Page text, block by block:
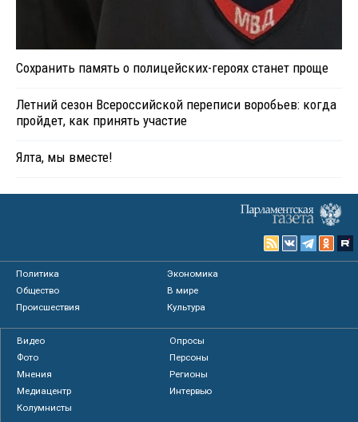
Сохранить память о полицейских-героях станет проще
Летний сезон Всероссийской переписи воробьев: когда
пройдет, как принять участие
Ялта, мы вместе!
Политика
Экономика
Общество
В мире
Происшествия
Культура
Видео
Опросы
Фото
Персоны
Мнения
Регионы
Медиацентр
Интервью
Колумнисты